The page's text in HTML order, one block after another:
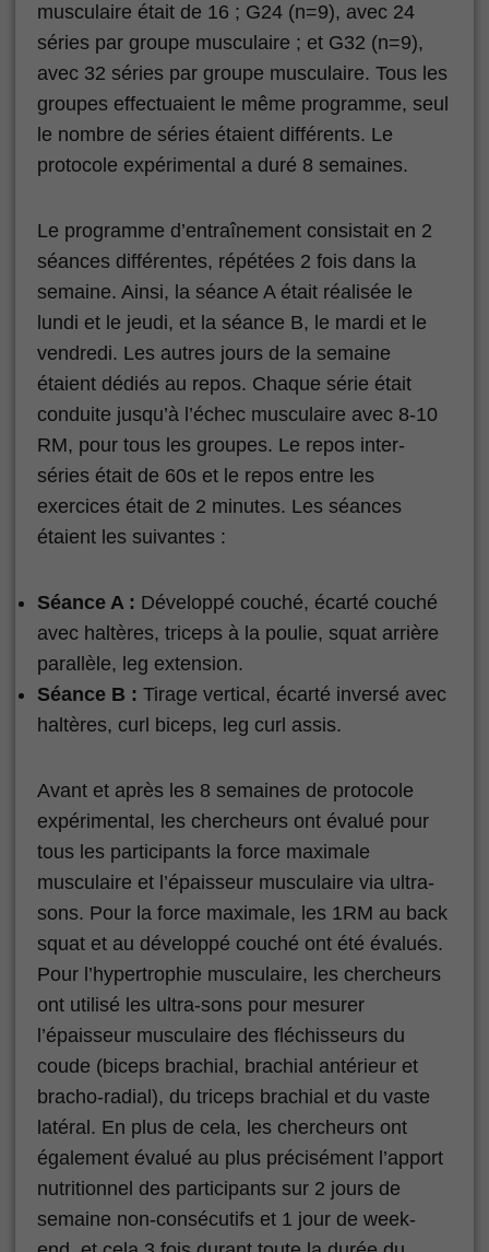
musculaire était de 16 ; G24 (n=9), avec 24
séries par groupe musculaire ; et G32 (n=9),
avec 32 séries par groupe musculaire. Tous les
groupes effectuaient le même programme, seul
le nombre de séries étaient différents. Le
protocole expérimental a duré 8 semaines.
Le programme d’entraînement consistait en 2
séances différentes, répétées 2 fois dans la
semaine. Ainsi, la séance A était réalisée le
lundi et le jeudi, et la séance B, le mardi et le
vendredi. Les autres jours de la semaine
étaient dédiés au repos. Chaque série était
conduite jusqu’à l’échec musculaire avec 8-10
RM, pour tous les groupes. Le repos inter-
séries était de 60s et le repos entre les
exercices était de 2 minutes. Les séances
étaient les suivantes :
Séance A : Développé couché, écarté couché
avec haltères, triceps à la poulie, squat arrière
parallèle, leg extension.
Séance B : Tirage vertical, écarté inversé avec
haltères, curl biceps, leg curl assis.
Avant et après les 8 semaines de protocole
expérimental, les chercheurs ont évalué pour
tous les participants la force maximale
musculaire et l’épaisseur musculaire via ultra-
sons. Pour la force maximale, les 1RM au back
squat et au développé couché ont été évalués.
Pour l’hypertrophie musculaire, les chercheurs
ont utilisé les ultra-sons pour mesurer
l’épaisseur musculaire des fléchisseurs du
coude (biceps brachial, brachial antérieur et
bracho-radial), du triceps brachial et du vaste
latéral. En plus de cela, les chercheurs ont
également évalué au plus précisément l’apport
nutritionnel des participants sur 2 jours de
semaine non-consécutifs et 1 jour de week-